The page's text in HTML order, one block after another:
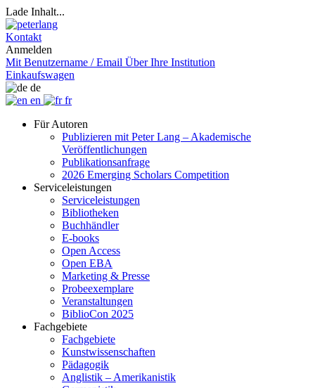
Lade Inhalt...
Kontakt
Anmelden
Mit Benutzername / Email Über Ihre Institution
Einkaufswagen
de
en
fr
Für Autoren
Publizieren mit Peter Lang – Akademische
Veröffentlichungen
Publikationsanfrage
2026 Emerging Scholars Competition
Serviceleistungen
Serviceleistungen
Bibliotheken
Buchhändler
E-books
Open Access
Open EBA
Marketing & Presse
Probeexemplare
Veranstaltungen
BiblioCon 2025
Fachgebiete
Fachgebiete
Kunstwissenschaften
Pädagogik
Anglistik – Amerikanistik